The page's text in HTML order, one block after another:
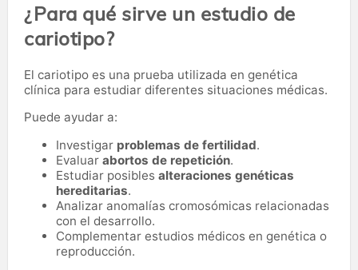
¿Para qué sirve un estudio de
cariotipo?
El cariotipo es una prueba utilizada en genética
clínica para estudiar diferentes situaciones médicas.
Puede ayudar a:
Investigar problemas de fertilidad.
Evaluar abortos de repetición.
Estudiar posibles alteraciones genéticas
hereditarias.
Analizar anomalías cromosómicas relacionadas
con el desarrollo.
Complementar estudios médicos en genética o
reproducción.